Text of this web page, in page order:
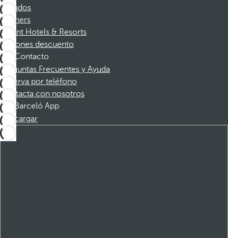
Afiliados
Partners
Dorint Hotels & Resorts
Cupones descuento
Contacto
Preguntas Frecuentes y Ayuda
Reserva por teléfono
Contacta con nosotros
Barceló App
Descargar